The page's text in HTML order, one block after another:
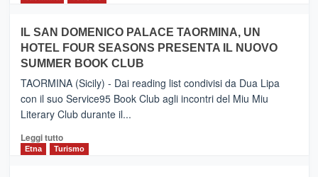
Zanzibar
da
Neos
PIEDIMONTE
ETNEO
–
Meta
turistica
privilegiata
secondo
dati
di
IL SAN DOMENICO PALACE TAORMINA, UN
HOTEL FOUR SEASONS PRESENTA IL NUOVO
SUMMER BOOK CLUB
TAORMINA (Sicily) - Dai reading list condivisi da Dua Lipa
con il suo Service95 Book Club agli incontri del Miu Miu
Literary Club durante il...
Leggi tuttoLeggi
di
Etna Turismo